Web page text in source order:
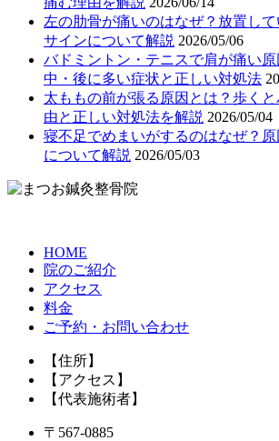
左の肋骨が痛いのはなぜ？放置し
サインについて解説 2026/05/06
バドミントン・テニスで肩が痛い
中・後に多い症状と正しい対処法
太ももの前が張る原因とは？歩く
由と正しい対処法を解説 2026/05/04
寝不足でめまいがするのはなぜ？
について解説 2026/05/03
HOME
院のご紹介
アクセス
料金
ご予約・お問い合わせ
【住所】
【アクセス】
【代表施術者】
〒567-0885